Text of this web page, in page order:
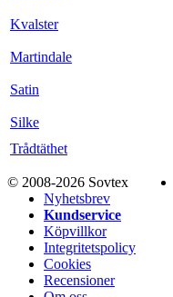
Kvalster
Martindale
Satin
Silke
Trådtäthet
© 2008-2026 Sovtex
Nyhetsbrev
Kundservice
Köpvillkor
Integritetspolicy
Cookies
Recensioner